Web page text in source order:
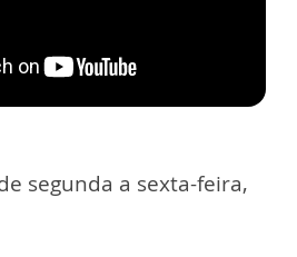
segunda a sexta-feira,